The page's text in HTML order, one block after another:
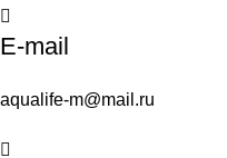
E-mail
aqualife-m@mail.ru